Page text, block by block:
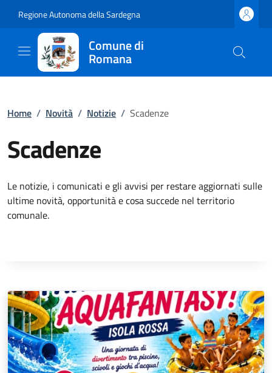
Regione Autonoma della Sardegna
Comune di
Romana
Home / Novità / Notizie / Scadenze
Scadenze
Le notizie, i comunicati e gli avvisi per restare aggiornati sulle
ultime novità, opportunità e cosa succede nel territorio
comunale.